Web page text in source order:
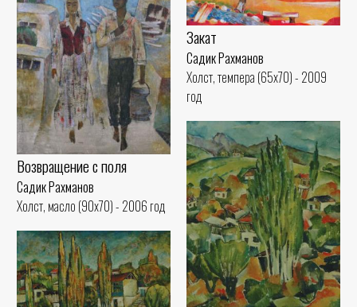
Закат
Садик Рахманов
Холст, темпера (65x70) - 2009
год
Возвращение с поля
Садик Рахманов
Холст, масло (90x70) - 2006 год